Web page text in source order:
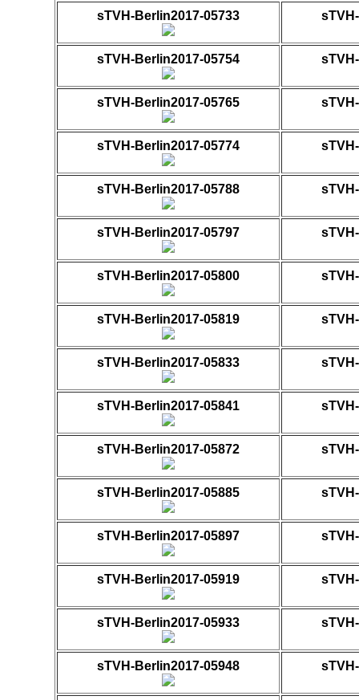
sTVH-Berlin2017-05733
sTVH-Berlin2017-05754
sTVH-Berlin2017-05765
sTVH-Berlin2017-05774
sTVH-Berlin2017-05788
sTVH-Berlin2017-05797
sTVH-Berlin2017-05800
sTVH-Berlin2017-05819
sTVH-Berlin2017-05833
sTVH-Berlin2017-05841
sTVH-Berlin2017-05872
sTVH-Berlin2017-05885
sTVH-Berlin2017-05897
sTVH-Berlin2017-05919
sTVH-Berlin2017-05933
sTVH-Berlin2017-05948